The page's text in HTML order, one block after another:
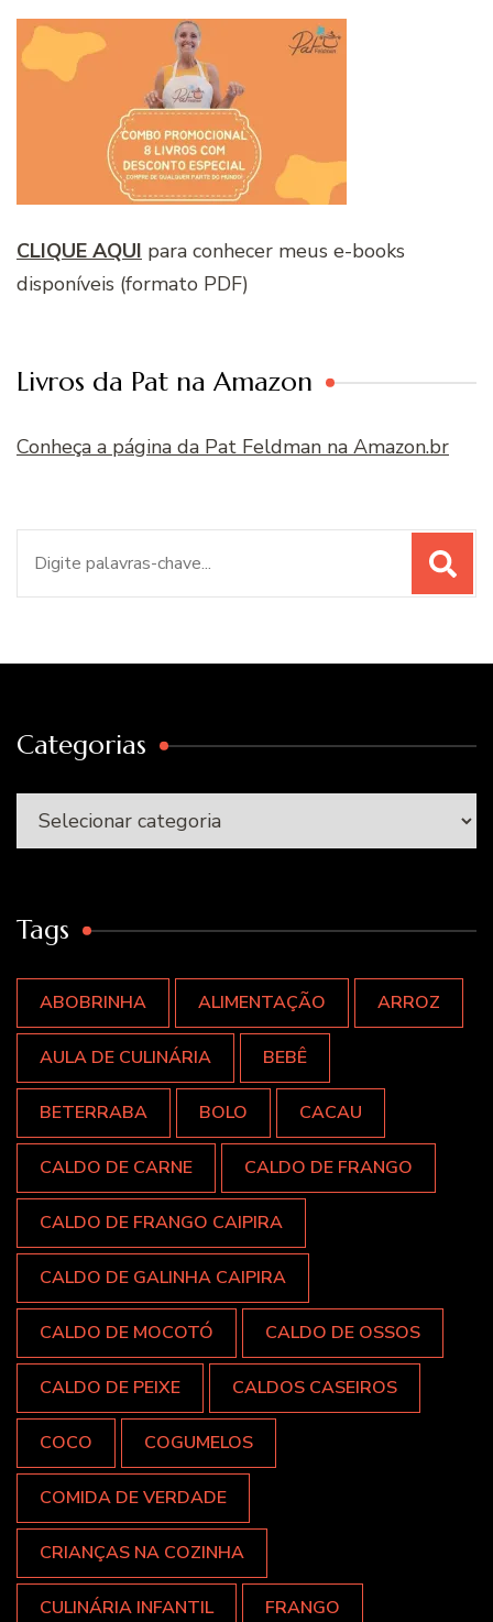
CLIQUE AQUI para conhecer meus e-books
disponíveis (formato PDF)
Livros da Pat na Amazon
Conheça a página da Pat Feldman na Amazon.br
Categorias
Categorias
Tags
ABOBRINHA ALIMENTAÇÃO ARROZ
AULA DE CULINÁRIA BEBÊ
BETERRABA BOLO CACAU
CALDO DE CARNE CALDO DE FRANGO
CALDO DE FRANGO CAIPIRA
CALDO DE GALINHA CAIPIRA
CALDO DE MOCOTÓ CALDO DE OSSOS
CALDO DE PEIXE CALDOS CASEIROS
COCO COGUMELOS
COMIDA DE VERDADE
CRIANÇAS NA COZINHA
CULINÁRIA INFANTIL FRANGO